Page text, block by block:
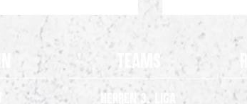
Teams
Herren 3. Liga